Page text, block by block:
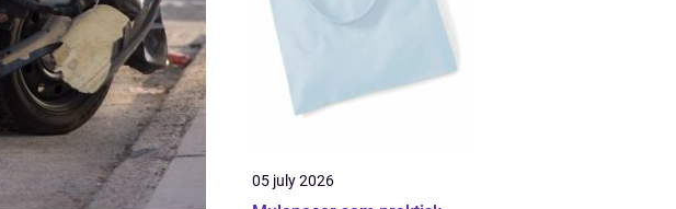
05 july 2026